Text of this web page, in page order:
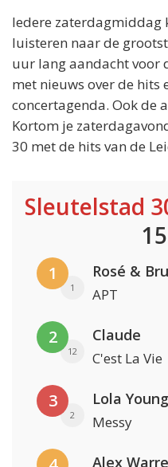
Iedere zaterdagmiddag
luisteren naar de
uur lang aandacht voor
met nieuws over de hits
concertagenda. Ook de
Kortom je
30 met de hits van de
Sleutelstad
1
1
Rosé &
APT
2
12
Claude
C'est La Vie
3
2
Lola Young
Messy
Alex